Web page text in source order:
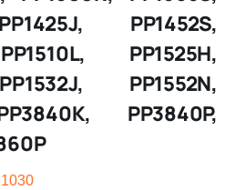
PP1452S,
PP1525H,
PP1552N,
PP3840P,